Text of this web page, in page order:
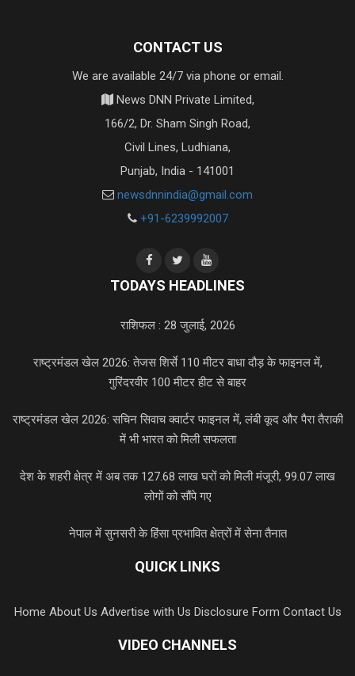
CONTACT US
We are available 24/7 via phone or email.
News DNN Private Limited,
166/2, Dr. Sham Singh Road,
Civil Lines, Ludhiana,
Punjab, India - 141001
newsdnnindia@gmail.com
+91-6239992007
TODAYS HEADLINES
राशिफल : 28 जुलाई, 2026
राष्ट्रमंडल खेल 2026: तेजस शिर्से 110 मीटर बाधा दौड़ के फाइनल में,
गुरिंदरवीर 100 मीटर हीट से बाहर
राष्ट्रमंडल खेल 2026: सचिन सिवाच क्वार्टर फाइनल में, लंबी कूद और पैरा तैराकी
में भी भारत को मिली सफलता
देश के शहरी क्षेत्र में अब तक 127.68 लाख घरों को मिली मंजूरी, 99.07 लाख
लोगों को सौंपे गए
नेपाल में सुनसरी के हिंसा प्रभावित क्षेत्रों में सेना तैनात
QUICK LINKS
Home About Us Advertise with Us Disclosure Form Contact Us
VIDEO CHANNELS